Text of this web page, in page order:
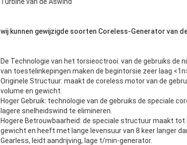
wij kunnen gewijzigde soorten Coreless-Generator van
De Technologie van het torsieoctrooi: van de gebruiks de
van toestelinkepingen maken de begintorsie zeer laag
Originele Structuur: maakt de coreless motor van de
volume en gewicht.
Hoger Gebruik: technologie van de gebruiks de speciale
lagere snelheidswind te elimineren.
Hogere Betrouwbaarheid: de speciale structuur maakt
gewicht en heeft met lange levensuur van 8 keer langer
Gearless, leidt aandrijving, lage t/min-generator.